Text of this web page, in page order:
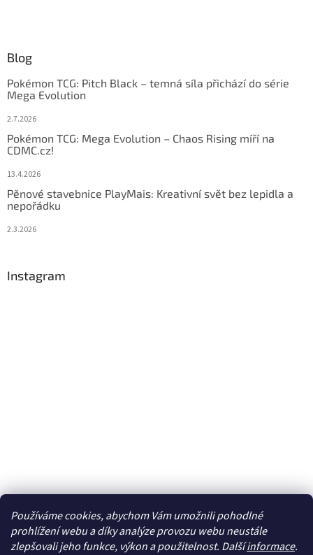
Používáme cookies, abychom Vám umožnili pohodlné
prohlížení webu a díky analýze provozu webu neustále
zlepšovali jeho funkce, výkon a použitelnost. Dalšíinformace.
Blog
Pokémon TCG: Pitch Black – temná síla přichází do série
Mega Evolution
2.7.2026
Pokémon TCG: Mega Evolution – Chaos Rising míří na
CDMC.cz!
13.4.2026
Pěnové stavebnice PlayMais: Kreativní svět bez lepidla a
nepořádku
2.3.2026
Instagram
Sledovat na Instagramu